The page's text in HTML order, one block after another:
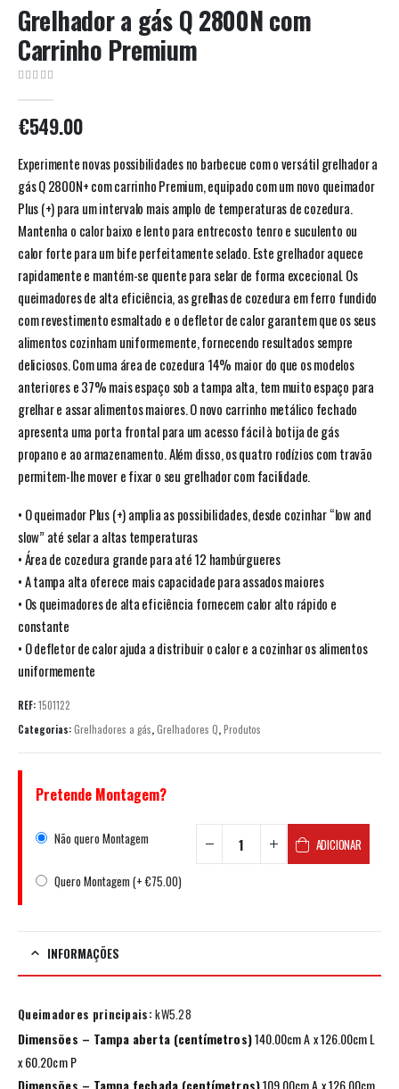
Grelhador a gás Q 2800N com
Carrinho Premium
€549.00
Experimente novas possibilidades no barbecue com o versátil grelhador a
gás Q 2800N+ com carrinho Premium, equipado com um novo queimador
Plus (+) para um intervalo mais amplo de temperaturas de cozedura.
Mantenha o calor baixo e lento para entrecosto tenro e suculento ou
calor forte para um bife perfeitamente selado. Este grelhador aquece
rapidamente e mantém-se quente para selar de forma excecional. Os
queimadores de alta eficiência, as grelhas de cozedura em ferro fundido
com revestimento esmaltado e o defletor de calor garantem que os seus
alimentos cozinham uniformemente, fornecendo resultados sempre
deliciosos. Com uma área de cozedura 14% maior do que os modelos
anteriores e 37% mais espaço sob a tampa alta, tem muito espaço para
grelhar e assar alimentos maiores. O novo carrinho metálico fechado
apresenta uma porta frontal para um acesso fácil à botija de gás
propano e ao armazenamento. Além disso, os quatro rodízios com travão
permitem-lhe mover e fixar o seu grelhador com facilidade.
• O queimador Plus (+) amplia as possibilidades, desde cozinhar “low and
slow” até selar a altas temperaturas
• Área de cozedura grande para até 12 hambúrgueres
• A tampa alta oferece mais capacidade para assados maiores
• Os queimadores de alta eficiência fornecem calor alto rápido e
constante
• O defletor de calor ajuda a distribuir o calor e a cozinhar os alimentos
uniformemente
REF:1501122
Categorias:Grelhadores a gás,Grelhadores Q,Produtos
Pretende Montagem?
Não quero Montagem
Quero Montagem (+ €75.00)
ADICIONAR
INFORMAÇÕES
Queimadores principais: kW5.28
Dimensões – Tampa aberta (centímetros)140.00cm A x 126.00cm L
x 60.20cm P